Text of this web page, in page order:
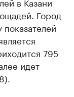
Город
795
идет